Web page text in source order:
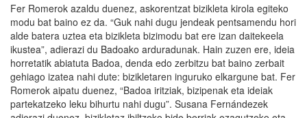
Fer Romerok azaldu duenez, askorentzat bizikleta kirola egiteko
modu bat baino ez da. “Guk nahi dugu jendeak pentsamendu hori
alde batera uztea eta bizikleta bizimodu bat ere izan daitekeela
ikustea”, adierazi du Badoako arduradunak. Hain zuzen ere, ideia
horretatik abiatuta Badoa, denda edo zerbitzu bat baino zerbait
gehiago izatea nahi dute: bizikletaren inguruko elkargune bat. Fer
Romerok aipatu duenez, “Badoa iritziak, bizipenak eta ideiak
partekatzeko leku bihurtu nahi dugu”. Susana Fernándezek